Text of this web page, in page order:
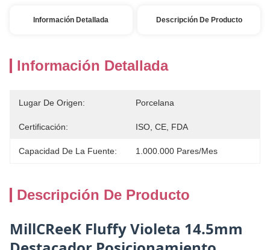
Información Detallada Descripción De Producto
Información Detallada
Lugar De Origen: Porcelana
Certificación: ISO, CE, FDA
Capacidad De La Fuente: 1.000.000 Pares/mes
Descripción De Producto
MillCReeK Fluffy Violeta 14.5mm